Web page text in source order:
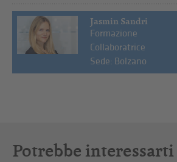
Jasmin Sandri
Formazione
Collaboratrice
Sede: Bolzano
Potrebbe interessarti